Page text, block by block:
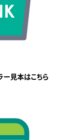
ー見本はこちら